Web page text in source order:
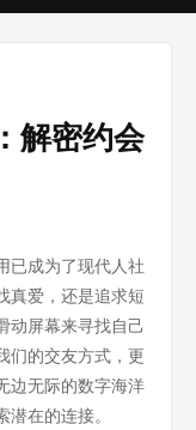
解密约会
已成为了现代人社
真爱，还是追求短
动屏幕来寻找自己
们的交友方式，更
边无际的数字海洋
在的连接。